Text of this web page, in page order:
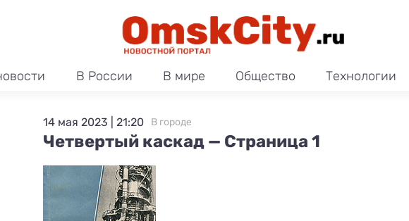
В России В мире Общество Технологии
Четвертый каскад — Страница 1
14 мая 2023 | 21:20 В городе